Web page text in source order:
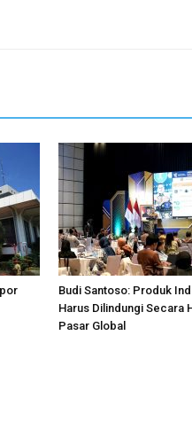
Budi Santoso: Produk
Harus Dilindungi Secara
Pasar Global